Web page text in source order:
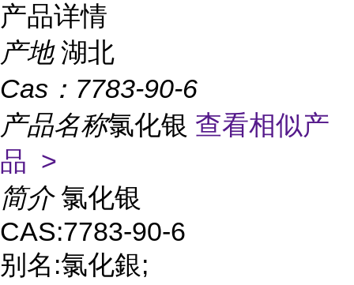
产品详情
产地 湖北
Cas： 7783-90-6
产品名称氯化银 查看相似产
品 >
简介 氯化银
CAS:7783-90-6
别名:氯化銀;